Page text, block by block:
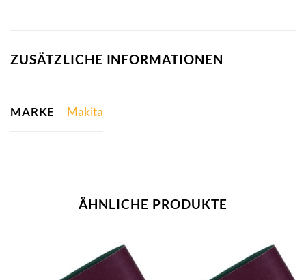
ZUSÄTZLICHE INFORMATIONEN
MARKE Makita
ÄHNLICHE PRODUKTE